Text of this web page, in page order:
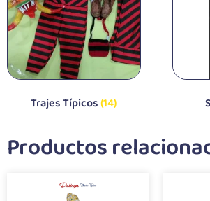
Trajes Típicos(14)
Productos